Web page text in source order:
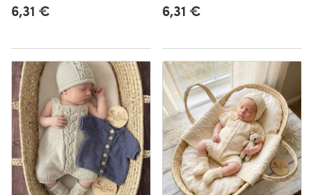
6,31 € 6,31 €